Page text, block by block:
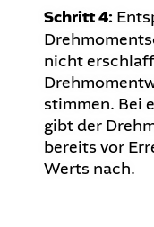
Schritt 4:
nicht
stimmen. Bei
gibt der
bereits vor
Werts nach.